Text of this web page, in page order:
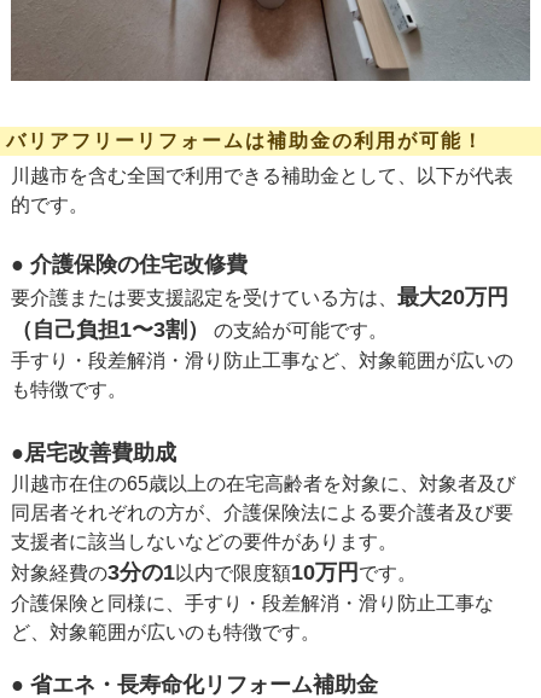
バリアフリーリフォームは補助金の利用が可能！
川越市を含む全国で利用できる補助金として、以下が代表
的です。
● 介護保険の住宅改修費
要介護または要支援認定を受けている方は、 最大20万円
（自己負担1〜3割）
の支給が可能です。
手すり・段差解消・滑り防止工事など、対象範囲が広いの
も特徴です。
●居宅改善費助成
川越市在住の65歳以上の在宅高齢者を対象に、対象者及び
同居者それぞれの方が、介護保険法による要介護者及び要
支援者に該当しないなどの要件があります。
対象経費の3分の1以内で限度額10万円 です。
介護保険と同様に、手すり・段差解消・滑り防止工事な
ど、対象範囲が広いのも特徴です。
● 省エネ・長寿命化リフォーム補助金